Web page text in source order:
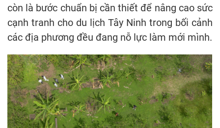
còn là bước chuẩn bị cần thiết để nâng cao sức
cạnh tranh cho du lịch Tây Ninh trong bối cảnh
các địa phương đều đang nỗ lực làm mới mình.